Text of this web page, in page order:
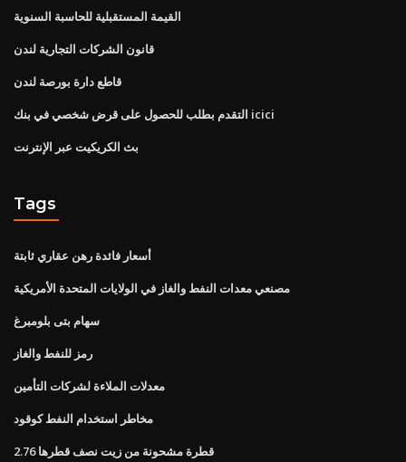
القيمة المستقبلية للحاسبة السنوية
قانون الشركات التجارية لندن
قاطع دارة بورصة لندن
التقدم بطلب للحصول على قرض شخصي في بنك icici
بث الكريكيت عبر الإنترنت
Tags
أسعار فائدة رهن عقاري ثابتة
مصنعي معدات النفط والغاز في الولايات المتحدة الأمريكية
سهام بتى بلومبرغ
رمز للنفط والغاز
معدلات الملاءة لشركات التأمين
مخاطر استخدام النفط كوقود
قطرة مشحونة من زيت نصف قطرها 2.76